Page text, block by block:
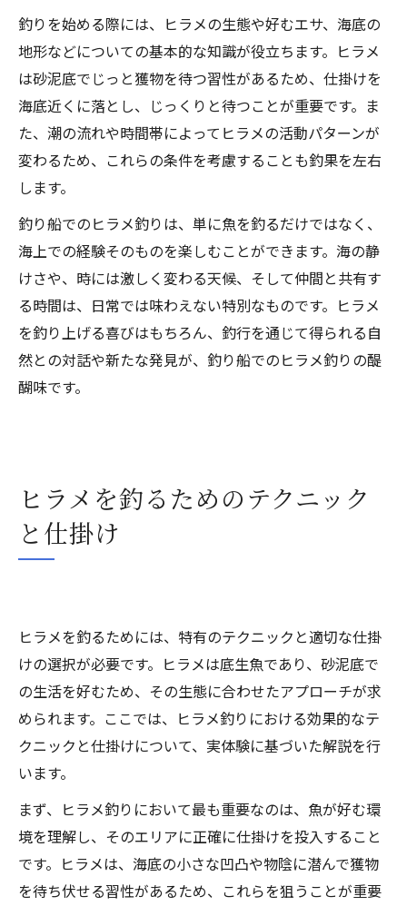
釣りを始める際には、ヒラメの生態や好むエサ、海底の
地形などについての基本的な知識が役立ちます。ヒラメ
は砂泥底でじっと獲物を待つ習性があるため、仕掛けを
海底近くに落とし、じっくりと待つことが重要です。ま
た、潮の流れや時間帯によってヒラメの活動パターンが
変わるため、これらの条件を考慮することも釣果を左右
します。
釣り船でのヒラメ釣りは、単に魚を釣るだけではなく、
海上での経験そのものを楽しむことができます。海の静
けさや、時には激しく変わる天候、そして仲間と共有す
る時間は、日常では味わえない特別なものです。ヒラメ
を釣り上げる喜びはもちろん、釣行を通じて得られる自
然との対話や新たな発見が、釣り船でのヒラメ釣りの醍
醐味です。
ヒラメを釣るためのテクニック
と仕掛け
ヒラメを釣るためには、特有のテクニックと適切な仕掛
けの選択が必要です。ヒラメは底生魚であり、砂泥底で
の生活を好むため、その生態に合わせたアプローチが求
められます。ここでは、ヒラメ釣りにおける効果的なテ
クニックと仕掛けについて、実体験に基づいた解説を行
います。
まず、ヒラメ釣りにおいて最も重要なのは、魚が好む環
境を理解し、そのエリアに正確に仕掛けを投入すること
です。ヒラメは、海底の小さな凹凸や物陰に潜んで獲物
を待ち伏せる習性があるため、これらを狙うことが重要